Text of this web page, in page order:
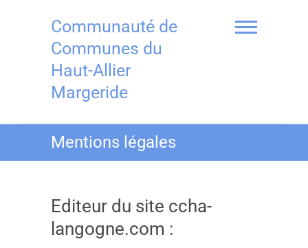
Communauté de
Communes du
Haut-Allier
Margeride
Mentions légales
Editeur du site ccha-
langogne.com :